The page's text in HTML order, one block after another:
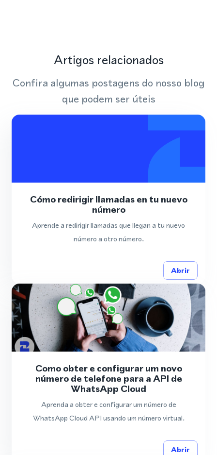
Artigos relacionados
Confira algumas postagens do nosso blog
que podem ser úteis
Cómo redirigir llamadas en tu nuevo
número
Aprende a redirigir llamadas que llegan a tu nuevo
número a otro número.
Abrir
Como obter e configurar um novo
número de telefone para a API de
WhatsApp Cloud
Aprenda a obter e configurar um número de
WhatsApp Cloud API usando um número virtual.
Abrir